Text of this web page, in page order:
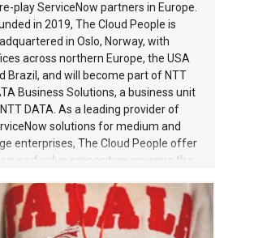
play ServiceNow partners in Europe.
in 2019, The Cloud People is
in Oslo, Norway, with
across northern Europe, the USA
Brazil, and will become part of NTT
Business Solutions, a business unit
DATA. As a leading provider of
solutions for medium and
enterprises, The Cloud People offer
value proposition covering the
delivers services across
workflows including IT service
incident, problem and